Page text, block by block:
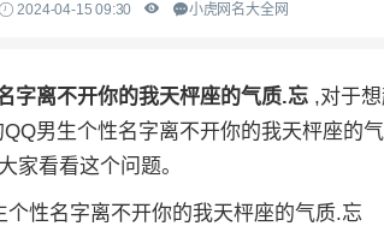
2024-04-15 09:30 小虎网名大全网
字离不开你的我天枰座的气质.忘 ,对于
男生个性名字离不开你的我天枰座的
家看看这个问题。
性名字离不开你的我天枰座的气质.忘